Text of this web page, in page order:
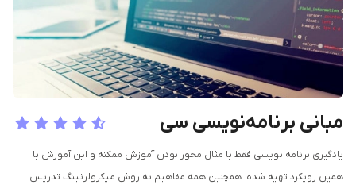
مبانی برنامه‌نویسی سی
یادگیری برنامه نویسی فقط با مثال محور بودن آموزش ممکنه و این آموزش با
همین رویکرد تهیه شده. همچنین همه مفاهیم به روش میکرولرنینگ تدریس